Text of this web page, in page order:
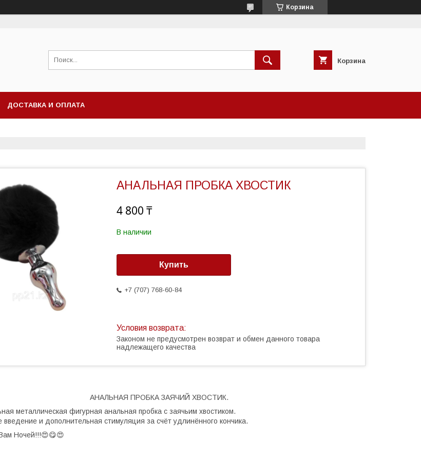
Корзина
Корзина
ДОСТАВКА И ОПЛАТА
АНАЛЬНАЯ ПРОБКА ХВОСТИК
4 800 ₸
В наличии
Купить
+7 (707) 768-60-84
Законом не предусмотрен возврат и обмен данного товара
надлежащего качества
АНАЛЬНАЯ ПРОБКА ЗАЯЧИЙ ХВОСТИК.
металлическая фигурная aнaльная пробка с заячьим хвостиком.
введение и дополнительная стимуляция за счёт удлинённого кончика.
Ночей!!!😍😋😍